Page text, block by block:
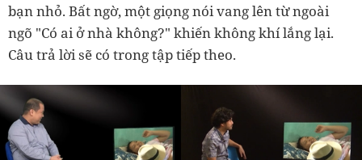
bạn nhỏ. Bất ngờ, một giọng nói vang lên từ ngoài
ngõ "Có ai ở nhà không?" khiến không khí lắng lại.
Câu trả lời sẽ có trong tập tiếp theo.